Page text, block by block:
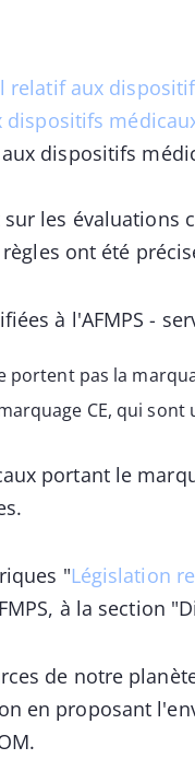
relatif aux
dispositifs
dispositifs
les évaluations
ont été
à l'AFMPS -
portent pas la
CE, qui
portant le
"Législation
à la section
de notre
en proposant